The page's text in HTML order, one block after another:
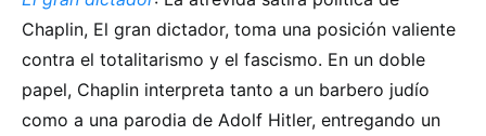
Chaplin, El gran dictador, toma una posición valiente
contra el totalitarismo y el fascismo. En un doble
papel, Chaplin interpreta tanto a un barbero judío
como a una parodia de Adolf Hitler, entregando un